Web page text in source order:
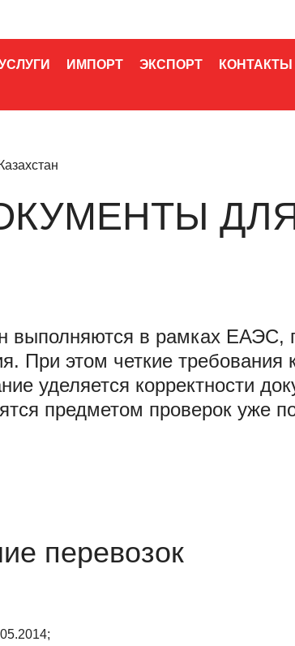
ИМПОРТ ЭКСПОРТ КОНТАКТЫ
выполняются в рамках ЕАЭС,
При этом четкие требования
уделяется корректности
предметом проверок уже
перевозок